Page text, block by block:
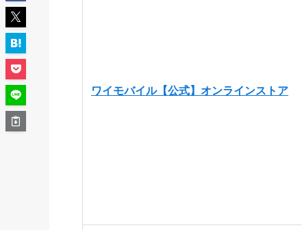
ワイモバイル【公式】オンラインストア